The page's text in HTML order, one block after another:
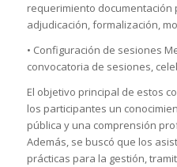
requerimiento
adjudicación, formalización,
• Configuración de sesiones
convocatoria de sesiones,
El objetivo principal de estos
los participantes un
pública y una comprensión
Además, se buscó que los
prácticas para la gestión,